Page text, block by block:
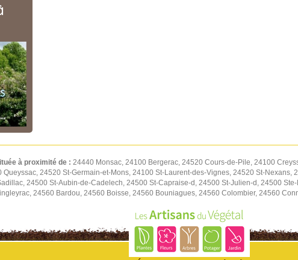
à proximité de : 24440 Monsac, 24100 Bergerac, 24520 Cours-de-Pile, 24100
24520 St-Germain-et-Mons, 24100 St-Laurent-des-Vignes, 24520 St-Nexans,
24500 St-Aubin-de-Cadelech, 24500 St-Capraise-d, 24500 St-Julien-d, 24500
24560 Bardou, 24560 Boisse, 24560 Bouniagues, 24560 Colombier, 24560